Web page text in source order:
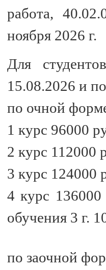
работа,
ноября 2026 г.
Для
15.08.2026 и
по очной
1 курс 96000
2 курс 112000
3 курс 124000
4 курс 136000
обучения 3 г.
по заочной